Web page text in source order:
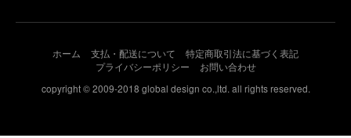
ホーム 支払・配送について
特定商取引法に基づく表記
プライバシーポリシー
お問い合わせ
copyright © 2009-2018 global design co.,ltd. all rights reserved.